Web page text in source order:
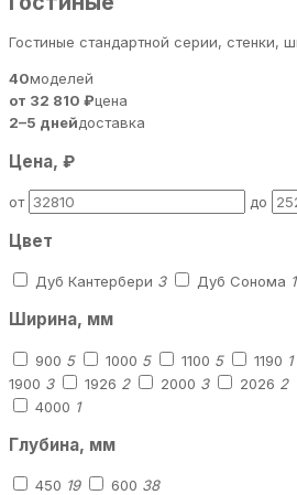
Гостиные стандартной серии, стенки,
40моделей
от 32 810 ₽цена
2–5 днейдоставка
Цена, ₽
от до
Цвет
Дуб Кантербери 3 Дуб Сонома 1
Ширина, мм
900 5 1000 5 1100 5 1190 1
1900 3 1926 2 2000 3 2026 2
4000 1
Глубина, мм
450 19 600 38